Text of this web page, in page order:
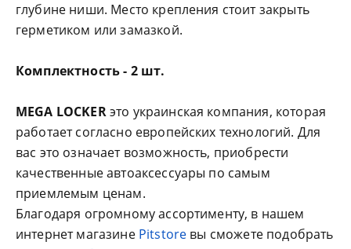
глубине ниши. Место крепления стоит закрыть
герметиком или замазкой.
Комплектность - 2 шт.
MEGA LOCKERэто украинская компания, которая
работает согласно европейских технологий. Для
вас это означает возможность, приобрести
качественные автоаксессуары по самым
приемлемым ценам.
Благодаря огромному ассортименту, в нашем
интернет магазине Pitstore вы сможете подобрать